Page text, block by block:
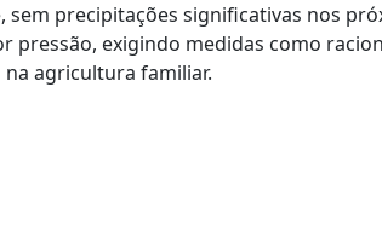
sem precipitações significativas nos
pressão, exigindo medidas como
agricultura familiar.